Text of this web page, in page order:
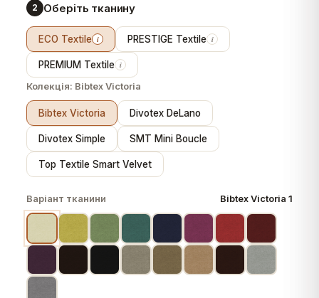
2 Оберіть тканину
ECO Textile i PRESTIGE Textile i
PREMIUM Textile i
Колекція: Bibtex Victoria
Bibtex Victoria Divotex DeLano
Divotex Simple SMT Mini Boucle
Top Textile Smart Velvet
Варіант тканини Bibtex Victoria 1